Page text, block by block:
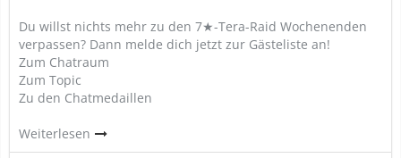
Du willst nichts mehr zu den 7★-Tera-Raid Wochenenden
verpassen? Dann melde dich jetzt zur Gästeliste an!
Zum Chatraum
Zum Topic
Zu den Chatmedaillen
Weiterlesen